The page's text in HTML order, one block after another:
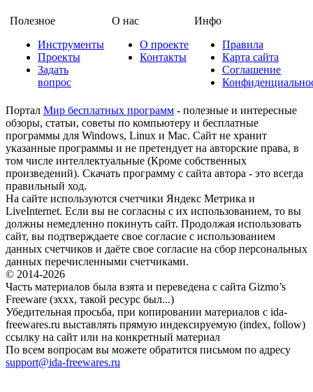
Полезное
Инструменты
Проекты
Задать
вопрос
О нас
О проекте
Контакты
Инфо
Правила
Карта сайта
Соглашение
Портал Мир бесплатных программ - полезные и интересные
обзоры, статьи, советы по компьютеру и бесплатные
программы для Windows, Linux и Mac. Сайт не хранит
указанные программы и не претендует на авторские права, в
том числе интеллектуальные (Кроме собственных
произведений). Скачать программу с сайта автора - это всегда
правильный ход.
На сайте используются счетчики Яндекс Метрика и
LiveInternet. Если вы не согласны с их использованием, то вы
должны немедленно покинуть сайт. Продолжая использовать
сайт, вы подтверждаете свое согласие с использованием
данных счетчиков и даёте свое согласие на сбор персональных
данных перечисленными счетчиками.
© 2014-2026
Часть материалов была взята и переведена с сайта Gizmo’s
Freeware (эххх, такой ресурс был...)
Убедительная просьба, при копировании материалов с ida-
freewares.ru выставлять прямую индексируемую (index, follow)
ссылку на сайт или на конкретный материал
По всем вопросам вы можете обратится письмом по адресу
support@ida-freewares.ru